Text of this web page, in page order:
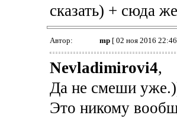
сказать) + сюда
Автор: mp[ 02 ноя 2016
Nevladimirovi4,
Да не смеши
Это никому